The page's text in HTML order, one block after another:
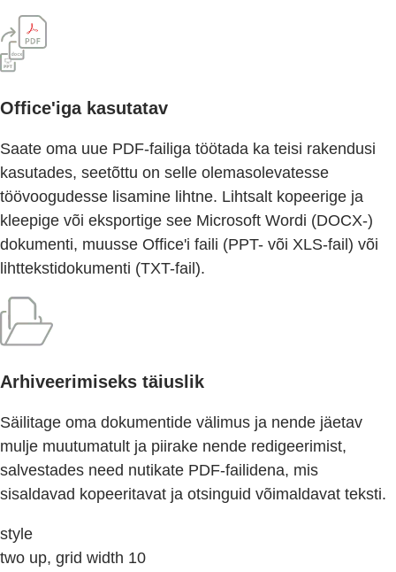
Office'iga kasutatav
Saate oma uue PDF-failiga töötada ka teisi rakendusi
kasutades, seetõttu on selle olemasolevatesse
töövoogudesse lisamine lihtne. Lihtsalt kopeerige ja
kleepige või eksportige see Microsoft Wordi (DOCX-)
dokumenti, muusse Office'i faili (PPT- või XLS-fail) või
lihttekstidokumenti (TXT-fail).
Arhiveerimiseks täiuslik
Säilitage oma dokumentide välimus ja nende jäetav
mulje muutumatult ja piirake nende redigeerimist,
salvestades need nutikate PDF-failidena, mis
sisaldavad kopeeritavat ja otsinguid võimaldavat teksti.
style
two up, grid width 10